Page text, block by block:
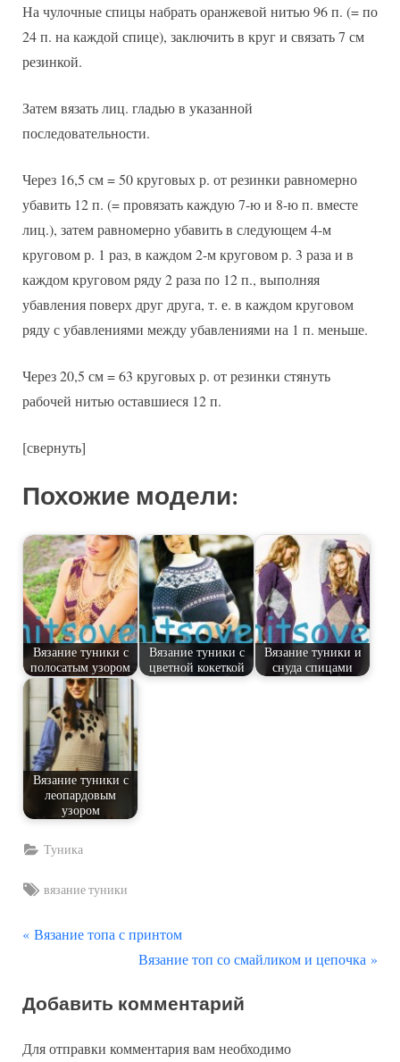
На чулочные спицы набрать оранжевой нитью 96 п. (= по
24 п. на каждой спице), заключить в круг и связать 7 см
резинкой.
Затем вязать лиц. гладью в указанной
последовательности.
Через 16,5 см = 50 круговых р. от резинки равномерно
убавить 12 п. (= провязать каждую 7-ю и 8-ю п. вместе
лиц.), затем равномерно убавить в следующем 4-м
круговом р. 1 раз, в каждом 2-м круговом р. 3 раза и в
каждом круговом ряду 2 раза по 12 п., выполняя
убавления поверх друг друга, т. е. в каждом круговом
ряду с убавлениями между убавлениями на 1 п. меньше.
Через 20,5 см = 63 круговых р. от резинки стянуть
рабочей нитью оставшиеся 12 п.
[свернуть]
Похожие модели:
Вязание туники с
полосатым узором
Вязание туники с
цветной кокеткой
Вязание туники и
снуда спицами
Вязание туники с
леопардовым
узором
Туника
Tags:
вязание туники
Навигация
записям
П
д
д
Вязание топа с принтом
С
е
у
Вязание топ со смайликом и цепочка
Добавить комментарий
Для отправки комментария вам необходимо